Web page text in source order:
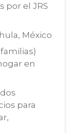
por el JRS
México
en
para